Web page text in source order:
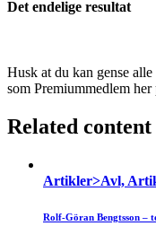
Det endelige resultat
Husk at du kan gense
som Premiummedlem
Related content
Artikler>Avl,
Rolf-Göran Bengtsson –